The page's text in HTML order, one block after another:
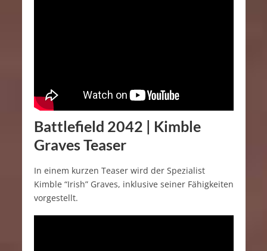
Battlefield 2042 | Kimble
Graves Teaser
In einem kurzen Teaser wird der Spezialist
Kimble “Irish” Graves, inklusive seiner Fähigkeiten
vorgestellt.